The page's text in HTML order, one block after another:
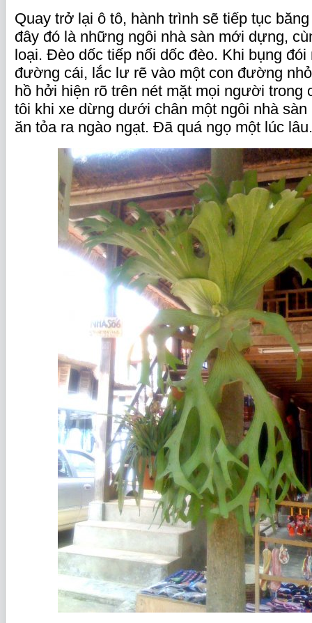
Quay trở lại ô tô, hành trình sẽ tiếp tục
đây đó là những ngôi nhà sàn mới dựng,
loại. Đèo dốc tiếp nối dốc đèo. Khi bụng đói
đường cái, lắc lư rẽ vào một con đường
hồ hởi hiện rõ trên nét mặt mọi người trong
tôi khi xe dừng dưới chân một ngôi nhà
ăn tỏa ra ngào ngạt. Đã quá ngọ một lúc lâu.